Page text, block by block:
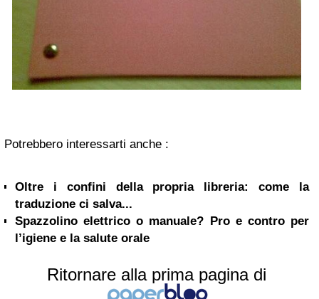
Potrebbero interessarti anche :
Oltre i confini della propria libreria: come la
traduzione ci salva...
Spazzolino elettrico o manuale? Pro e contro per
l’igiene e la salute orale
Ritornare alla prima pagina di